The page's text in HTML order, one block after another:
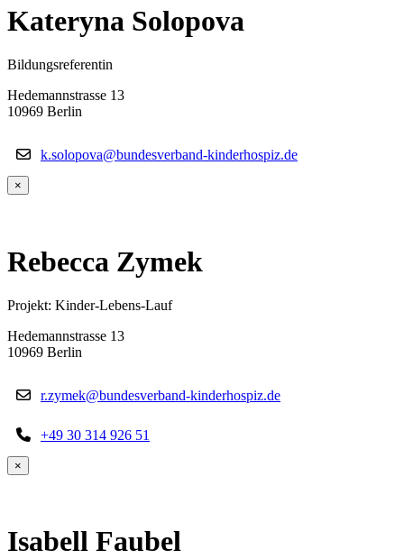
Kateryna Solopova
Bildungsreferentin
Hedemannstrasse 13
10969 Berlin
k.solopova@bundesverband-kinderhospiz.de
×
Rebecca Zymek
Projekt: Kinder-Lebens-Lauf
Hedemannstrasse 13
10969 Berlin
r.zymek@bundesverband-kinderhospiz.de
+49 30 314 926 51
×
Isabell Faubel